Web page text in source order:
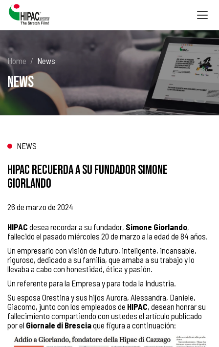
Home News
News
NEWS
HIPAC RECUERDA A SU FUNDADOR SIMONE
GIORLANDO
26 de marzo de 2024
HIPAC desea recordar a su fundador, Simone Giorlando,
fallecido el pasado miércoles 20 de marzo a la edad de 84 años.
Un empresario con visión de futuro, inteligente, incansable,
riguroso, dedicado a su familia, que amaba a su trabajo y lo
llevaba a cabo con honestidad, ética y pasión.
Un referente para la Empresa y para toda la Industria.
Su esposa Orestina y sus hijos Aurora, Alessandra, Daniele,
Giacomo, junto con los empleados de HIPAC, desean honrar su
fallecimiento compartiendo con ustedes el artículo publicado
por el Giornale di Bresciaque figura a continuación: